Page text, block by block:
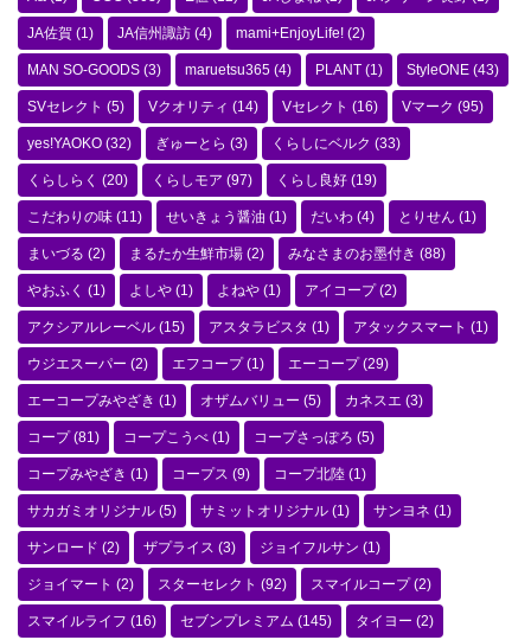
JA佐賀 (1) JA信州諏訪 (4) mami+EnjoyLife! (2)
MAN SO-GOODS (3) maruetsu365 (4) PLANT (1) StyleONE (43)
SVセレクト (5) Vクオリティ (14) Vセレクト (16) Vマーク (95)
yes!YAOKO (32) ぎゅーとら (3) くらしにベルク (33)
くらしらく (20) くらしモア (97) くらし良好 (19)
こだわりの味 (11) せいきょう醤油 (1) だいわ (4) とりせん (1)
まいづる (2) まるたか生鮮市場 (2) みなさまのお墨付き (88)
やおふく (1) よしや (1) よねや (1) アイコープ(2)
アクシアルレーベル (15) アスタラビスタ (1) アタックスマート (1)
ウジエスーパー (2) エフコープ(1) エーコープ(29)
エーコープみやざき (1) オザムバリュー (5) カネスエ (3)
コープ(81) コープこうべ (1) コープさっぽろ (5)
コープみやざき (1) コープス (9) コープ北陸 (1)
サカガミオリジナル (5) サミットオリジナル (1) サンヨネ (1)
サンロード (2) ザプライス (3) ジョイフルサン (1)
ジョイマート (2) スターセレクト (92) スマイルコープ(2)
スマイルライフ (16) セブンプレミアム (145) タイヨー (2)